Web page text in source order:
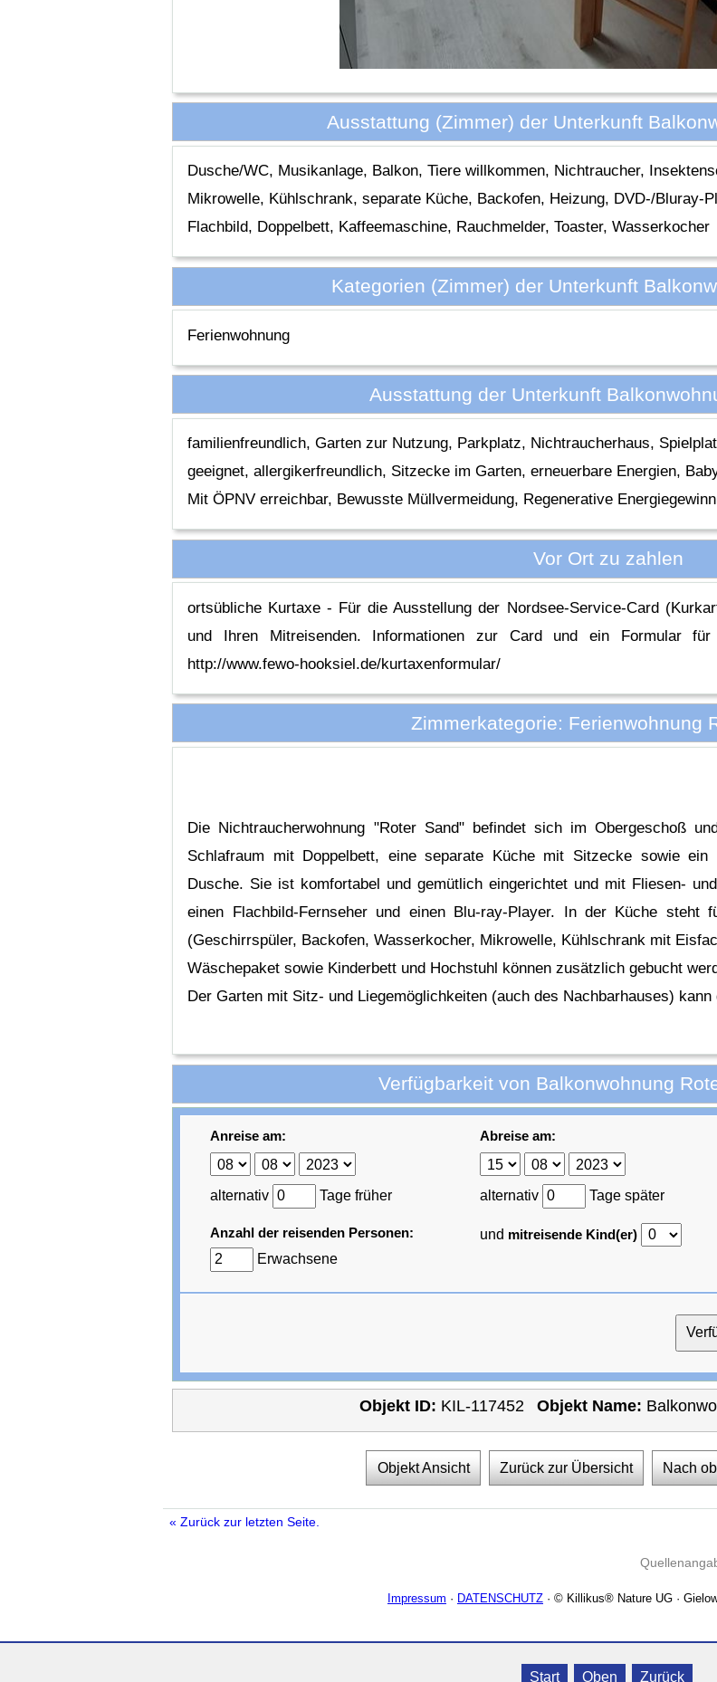
Ausstattung (Zimmer) der Unterkunft
Dusche/WC, Musikanlage, Balkon, Tiere willkommen, Nichtraucher,
Mikrowelle, Kühlschrank, separate Küche, Backofen, Heizung, DVD-/Bluray-
Flachbild, Doppelbett, Kaffeemaschine, Rauchmelder, Toaster, Wasserkocher
Kategorien (Zimmer) der Unterkunft
Ferienwohnung
Ausstattung der Unterkunft
familienfreundlich, Garten zur Nutzung, Parkplatz, Nichtraucherhaus,
geeignet, allergikerfreundlich, Sitzecke im Garten, erneuerbare Energien,
Mit ÖPNV erreichbar, Bewusste Müllvermeidung, Regenerative
Vor Ort zu zahlen
ortsübliche Kurtaxe - Für die Ausstellung der Nordsee-Service-Card
und Ihren Mitreisenden. Informationen zur Card und ein Formular
http://www.fewo-hooksiel.de/kurtaxenformular/
Zimmerkategorie: Ferienwohnung
Die Nichtraucherwohnung "Roter Sand" befindet sich im Obergeschoß
Schlafraum mit Doppelbett, eine separate Küche mit Sitzecke sowie ein
Dusche. Sie ist komfortabel und gemütlich eingerichtet und mit Fliesen-
einen Flachbild-Fernseher und einen Blu-ray-Player. In der Küche steht
(Geschirrspüler, Backofen, Wasserkocher, Mikrowelle, Kühlschrank mit
Wäschepaket sowie Kinderbett und Hochstuhl können zusätzlich gebucht
Der Garten mit Sitz- und Liegemöglichkeiten (auch des Nachbarhauses) kann
Verfügbarkeit von Balkonwohnung
Anreise am:
alternativ Tage früher
Abreise am:
alternativ Tage später
Anzahl der reisenden Personen:
Erwachsene
und mitreisende Kind(er)
Objekt ID: KIL-117452 Objekt Name:
Objekt Ansicht Zurück zur Übersicht Nach
« Zurück zur letzten Seite.
Impressum · DATENSCHUTZ · © Killikus® Nature UG ·
Start Oben Zurück